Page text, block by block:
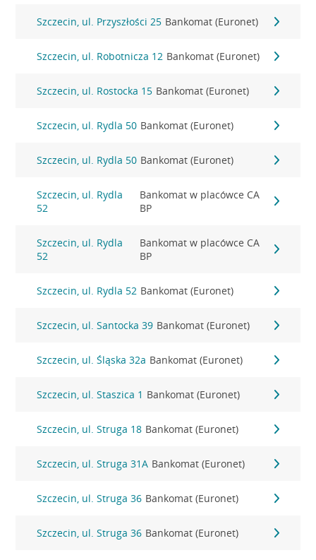
Szczecin, ul. Przyszłości 25 Bankomat (Euronet)
Szczecin, ul. Robotnicza 12 Bankomat (Euronet)
Szczecin, ul. Rostocka 15 Bankomat (Euronet)
Szczecin, ul. Rydla 50 Bankomat (Euronet)
Szczecin, ul. Rydla 50 Bankomat (Euronet)
Szczecin, ul. Rydla
52
Bankomat w placówce CA
BP
Szczecin, ul. Rydla
52
Bankomat w placówce CA
BP
Szczecin, ul. Rydla 52 Bankomat (Euronet)
Szczecin, ul. Santocka 39 Bankomat (Euronet)
Szczecin, ul. Śląska 32a Bankomat (Euronet)
Szczecin, ul. Staszica 1 Bankomat (Euronet)
Szczecin, ul. Struga 18 Bankomat (Euronet)
Szczecin, ul. Struga 31A Bankomat (Euronet)
Szczecin, ul. Struga 36 Bankomat (Euronet)
Szczecin, ul. Struga 36 Bankomat (Euronet)